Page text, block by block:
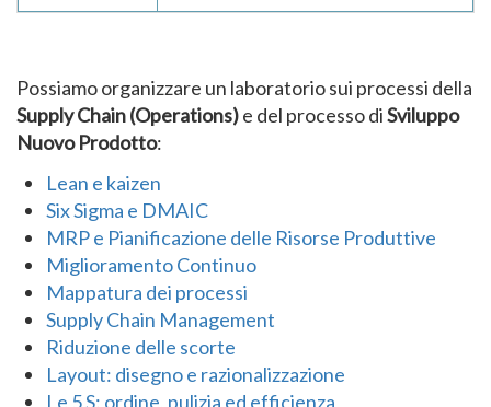
Possiamo organizzare un laboratorio sui processi della
Supply Chain (Operations)e del processo diSviluppo
Nuovo Prodotto:
Lean e kaizen
Six Sigma e DMAIC
MRP e Pianificazione delle Risorse Produttive
Miglioramento Continuo
Mappatura dei processi
Supply Chain Management
Riduzione delle scorte
Layout: disegno e razionalizzazione
Le 5 S: ordine, pulizia ed efficienza